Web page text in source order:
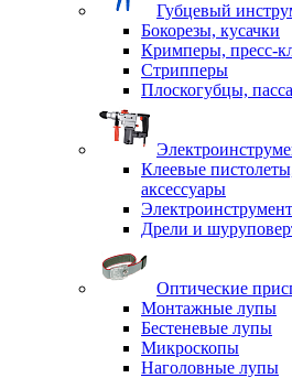
Губцевый
Бокорезы, кусачки
Кримперы, пресс-
Стрипперы
Плоскогубцы,
Клеевые
аксессуары
Электроинструмент
Дрели и
Оптические
Монтажные лупы
Бестеневые лупы
Микроскопы
Наголовные лупы